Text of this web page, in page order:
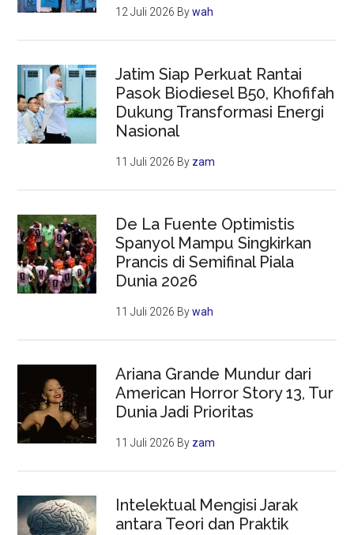
12 Juli 2026 Bywah
Jatim Siap Perkuat Rantai
Pasok Biodiesel B50, Khofifah
Dukung Transformasi Energi
Nasional
11 Juli 2026 By zam
De La Fuente Optimistis
Spanyol Mampu Singkirkan
Prancis di Semifinal Piala
Dunia 2026
11 Juli 2026 Bywah
Ariana Grande Mundur dari
American Horror Story 13, Tur
Dunia Jadi Prioritas
11 Juli 2026 By zam
Intelektual Mengisi Jarak
antara Teori dan Praktik